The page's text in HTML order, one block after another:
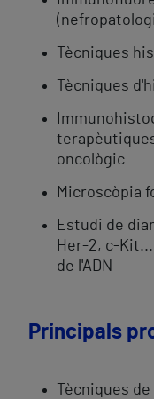
Tècniques
Tècniques
oncològic
Microscòpia
Estudi de
Her-2, c-
de l'ADN
Principals
Tècniques